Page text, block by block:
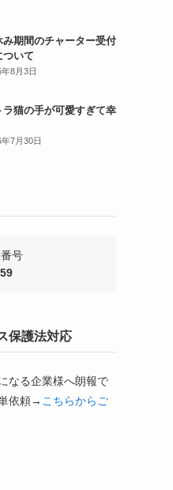
み期間のチャーター受付
ついて
8月3日
ラ猫の手が可愛すぎて幸
7月30日
番号
保護法対応
なる企業様へ朗報で
依頼→ こちらからご